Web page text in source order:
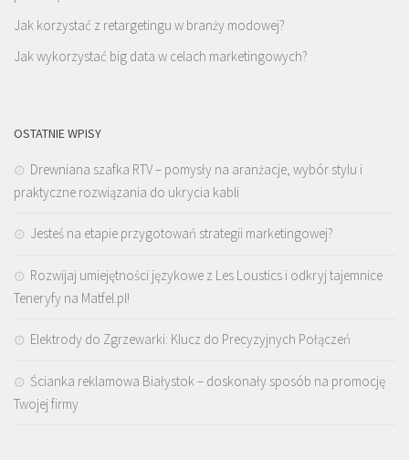
Jak korzystać z retargetingu w branży modowej?
Jak wykorzystać big data w celach marketingowych?
OSTATNIE WPISY
Drewniana szafka RTV – pomysły na aranżacje, wybór stylu i
praktyczne rozwiązania do ukrycia kabli
Jesteś na etapie przygotowań strategii marketingowej?
Rozwijaj umiejętności językowe z Les Loustics i odkryj tajemnice
Teneryfy na Matfel.pl!
Elektrody do Zgrzewarki: Klucz do Precyzyjnych Połączeń
Ścianka reklamowa Białystok – doskonały sposób na promocję
Twojej firmy